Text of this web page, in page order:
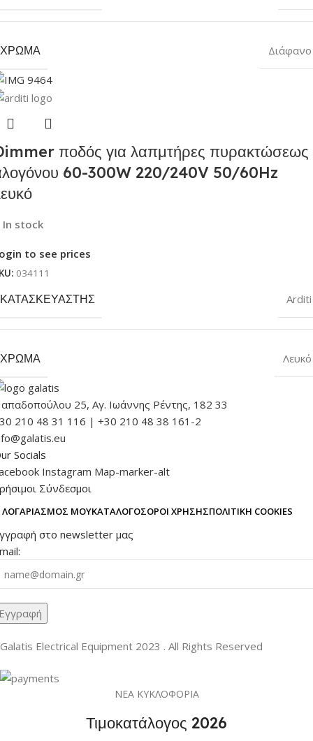
ΧΡΏΜΑ Διάφανο
ποδός για λαπμτήρες πυρακτώσεως
60-300W 220/240V 50/60Hz
In stock
to see prices
034111
ΚΑΤΑΣΚΕΥΑΣΤΉΣ Arditi
ΧΡΏΜΑ Λευκό
25, Αγ. Ιωάννης Ρέντης, 182 33
210 48 31 116 | +30 210 48 38 161-2
Socials
Instagram Map-marker-alt
Σύνδεσμοι
ΛΟΓΑΡΙΑΣΜΌΣ ΜΟΥΚΑΤΆΛΟΓΟΣΌΡΟΙ ΧΡΉΣΗΣΠΟΛΙΤΙΚΉ COOKIES
στο newsletter μας
Galatis Electrical Equipment 2023 . All Rights Reserved
ΝΕΑ ΚΥΚΛΟΦΟΡΙΑ
Τιμοκατάλογος 2026